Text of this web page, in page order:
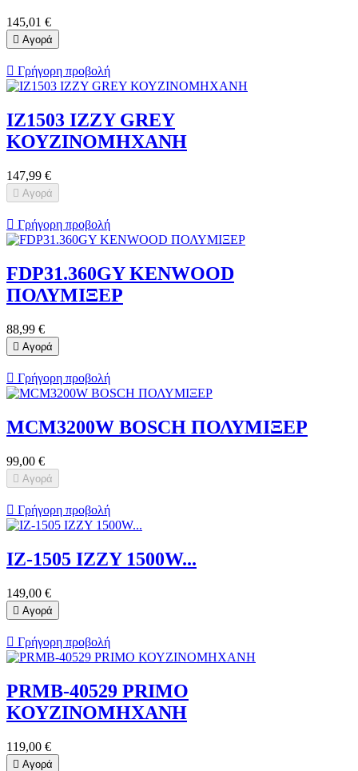
145,01 €
 Αγορά
 Γρήγορη προβολή
IZ1503 IZZY GREY
ΚΟΥΖΙΝΟΜΗΧΑΝΗ
147,99 €
 Αγορά
 Γρήγορη προβολή
FDP31.360GY KENWOOD
ΠΟΛΥΜΙΞΕΡ
88,99 €
 Αγορά
 Γρήγορη προβολή
MCM3200W BOSCH ΠΟΛΥΜΙΞΕΡ
99,00 €
 Αγορά
 Γρήγορη προβολή
IZ-1505 IZZY 1500W...
149,00 €
 Αγορά
 Γρήγορη προβολή
PRMB-40529 PRIMO
ΚΟΥΖΙΝΟΜΗΧΑΝΗ
119,00 €
 Αγορά